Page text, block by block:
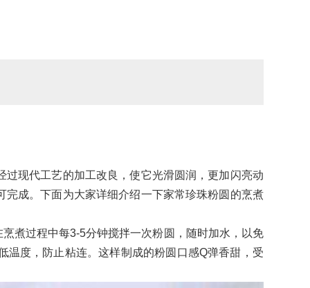
现代工艺的加工改良，使它光滑圆润，更加闪亮动
成。下面为大家详细介绍一下家常珍珠粉圆的烹煮
过程中每3-5分钟搅拌一次粉圆，随时加水，以免
温度，防止粘连。这样制成的粉圆口感Q弹香甜，受